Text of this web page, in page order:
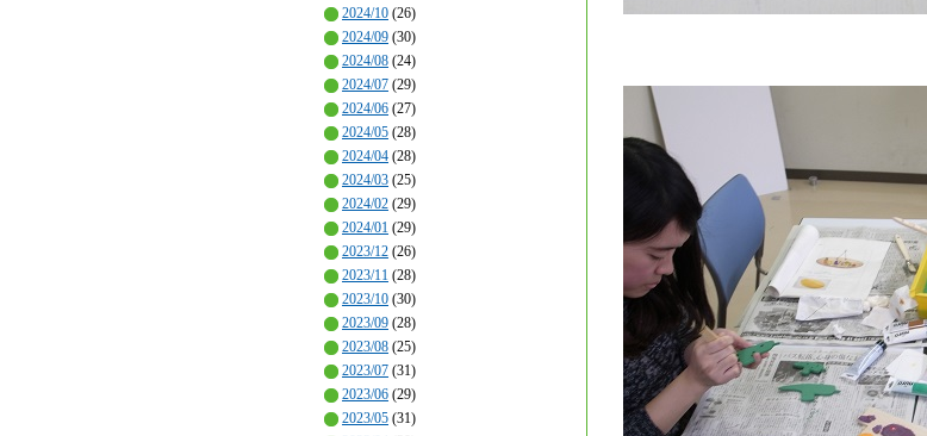
2024/10 (26)
2024/09 (30)
2024/08 (24)
2024/07 (29)
2024/06 (27)
2024/05 (28)
2024/04 (28)
2024/03 (25)
2024/02 (29)
2024/01 (29)
2023/12 (26)
2023/11 (28)
2023/10 (30)
2023/09 (28)
2023/08 (25)
2023/07 (31)
2023/06 (29)
2023/05 (31)